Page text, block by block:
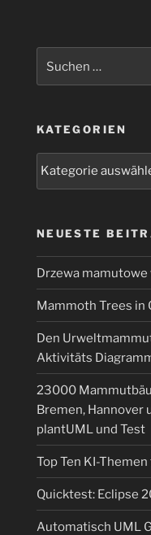
Dateien
mit
in
zwei
Java
Zeilen“
nach:
KATEGORIEN
NEUESTE
Drzewa mamutowe
Mammoth Trees in
Den
Aktivitäts
23000
Bremen, Hannover
plantUML und Test
Top Ten KI-
Quicktest: Eclipse
Automatisch UML